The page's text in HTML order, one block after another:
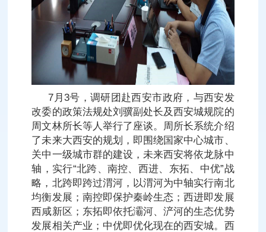
7月3号，调研团赴西安市政府，与西安发
改委的政策法规处刘骥副处长及西安城规院的
周文林所长等人举行了座谈。周所长系统介绍
了未来大西安的规划，即围绕国家中心城市、
关中一级城市群的建设，未来西安将依龙脉中
轴，实行“北跨、南控、西进、东拓、中优”战
略，北跨即跨过渭河，以渭河为中轴实行南北
均衡发展；南控即保护秦岭生态；西进即发展
西咸新区；东拓即依托灞河、浐河的生态优势
发展相关产业；中优即优化现在的西安城。西